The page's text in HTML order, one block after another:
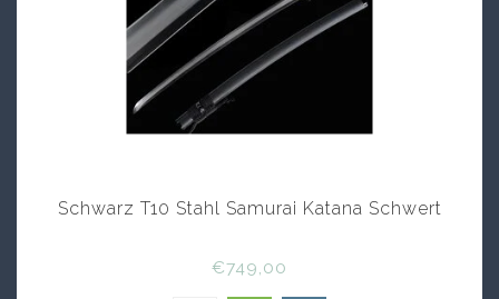
Schwarz T10 Stahl Samurai Katana Schwert
€749,00